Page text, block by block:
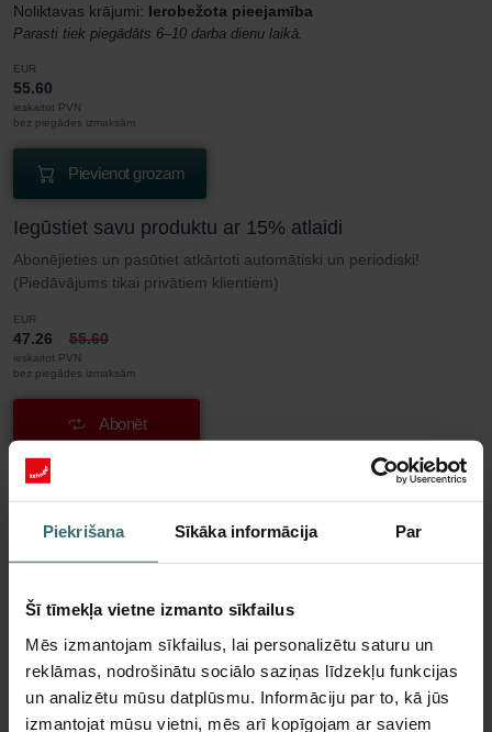
Piekrišana Sīkāka informācija Par
Šī tīmekļa vietne izmanto sīkfailus
Mēs izmantojam sīkfailus, lai personalizētu saturu un
reklāmas, nodrošinātu sociālo saziņas līdzekļu funkcijas
un analizētu mūsu datplūsmu. Informāciju par to, kā jūs
izmantojat mūsu vietni, mēs arī kopīgojam ar saviem
Noliktavas krājumi: Ierobežota pieejamība
Parasti tiek piegādāts 6–10 darba dienu laikā.
EUR
55.60
ieskaitot PVN
bez piegādes izmaksām
Pievienot grozam
Iegūstiet savu produktu ar 15% atlaidi
Abonējieties un pasūtiet atkārtoti automātiski un periodiski!
(Piedāvājums tikai privātiem klientiem)
EUR
47.26 55.60
ieskaitot PVN
bez piegādes izmaksām
Abonēt
Vairāk informācijas par mums Svaiga
aromāta filtru komplekts – Zehnder ComfoAir
varat baudīt veselīgu gaisa kvalitāti telpās, vienlaikus
neļaujot kaimiņa kamīna smaržai iekļūt iekštelpās. „Fresh
Scent“ filtrs, kas satur aktivēto ogli, samazina smaržu,
putekļu un ziedputekšņu daudzumu pieplūstošajā gaisā. Tajā